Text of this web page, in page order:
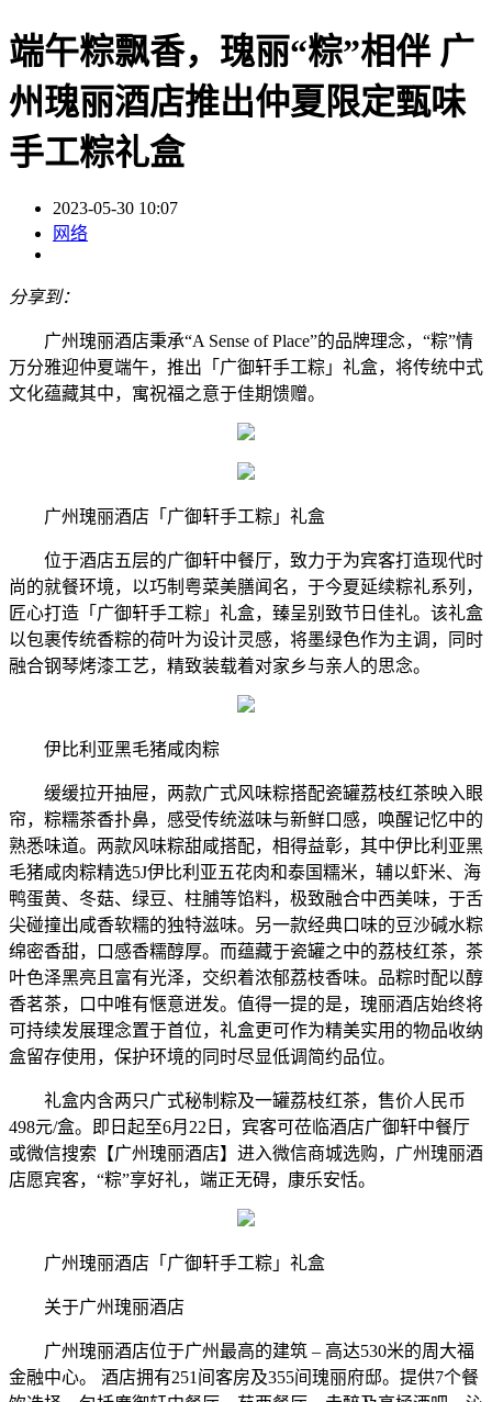
端午粽飘香，瑰丽“粽”相伴 广
州瑰丽酒店推出仲夏限定甄味
手工粽礼盒
2023-05-30 10:07
网络
分享到：
广州瑰丽酒店秉承“A Sense of Place”的品牌理念，“粽”情
万分雅迎仲夏端午，推出「广御轩手工粽」礼盒，将传统中式
文化蕴藏其中，寓祝福之意于佳期馈赠。
广州瑰丽酒店「广御轩手工粽」礼盒
位于酒店五层的广御轩中餐厅，致力于为宾客打造现代时
尚的就餐环境，以巧制粤菜美膳闻名，于今夏延续粽礼系列，
匠心打造「广御轩手工粽」礼盒，臻呈别致节日佳礼。该礼盒
以包裹传统香粽的荷叶为设计灵感，将墨绿色作为主调，同时
融合钢琴烤漆工艺，精致装载着对家乡与亲人的思念。
伊比利亚黑毛猪咸肉粽
缓缓拉开抽屉，两款广式风味粽搭配瓷罐荔枝红茶映入眼
帘，粽糯茶香扑鼻，感受传统滋味与新鲜口感，唤醒记忆中的
熟悉味道。两款风味粽甜咸搭配，相得益彰，其中伊比利亚黑
毛猪咸肉粽精选5J伊比利亚五花肉和泰国糯米，辅以虾米、海
鸭蛋黄、冬菇、绿豆、柱脯等馅料，极致融合中西美味，于舌
尖碰撞出咸香软糯的独特滋味。另一款经典口味的豆沙碱水粽
绵密香甜，口感香糯醇厚。而蕴藏于瓷罐之中的荔枝红茶，茶
叶色泽黑亮且富有光泽，交织着浓郁荔枝香味。品粽时配以醇
香茗茶，口中唯有惬意迸发。值得一提的是，瑰丽酒店始终将
可持续发展理念置于首位，礼盒更可作为精美实用的物品收纳
盒留存使用，保护环境的同时尽显低调简约品位。
礼盒内含两只广式秘制粽及一罐荔枝红茶，售价人民币
498元/盒。即日起至6月22日，宾客可莅临酒店广御轩中餐厅
或微信搜索【广州瑰丽酒店】进入微信商城选购，广州瑰丽酒
店愿宾客，“粽”享好礼，端正无碍，康乐安恬。
广州瑰丽酒店「广御轩手工粽」礼盒
关于广州瑰丽酒店
广州瑰丽酒店位于广州最高的建筑 – 高达530米的周大福
金融中心。 酒店拥有251间客房及355间瑰丽府邸。提供7个餐